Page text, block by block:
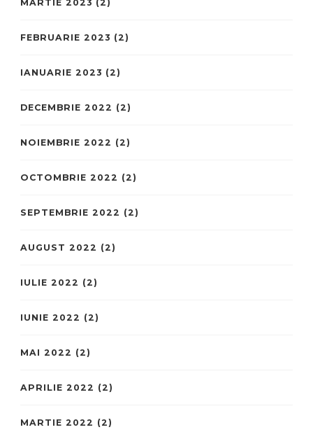
MARTIE 2023 (2)
FEBRUARIE 2023 (2)
IANUARIE 2023 (2)
DECEMBRIE 2022 (2)
NOIEMBRIE 2022 (2)
OCTOMBRIE 2022 (2)
SEPTEMBRIE 2022 (2)
AUGUST 2022 (2)
IULIE 2022 (2)
IUNIE 2022 (2)
MAI 2022 (2)
APRILIE 2022 (2)
MARTIE 2022 (2)